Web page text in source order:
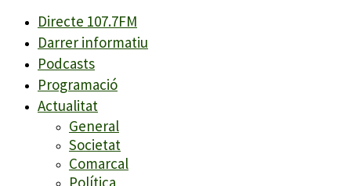
Directe 107.7FM
Darrer informatiu
Podcasts
Programació
Actualitat
General
Societat
Comarcal
Política